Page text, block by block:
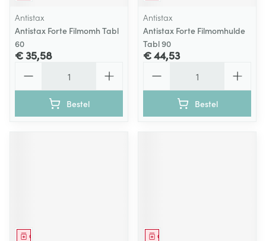
Antistax
Antistax Forte Filmomh Tabl
60
€ 35,58
Bestel
Antistax
Antistax Forte Filmomhulde
Tabl 90
€ 44,53
Bestel
Geneesmiddel Geneesmiddel